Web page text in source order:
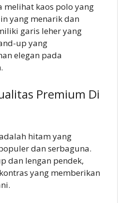
melihat kaos polo yang
yang menarik dan
garis leher yang
up yang
elegan pada
Premium Di
hitam yang
dan serbaguna.
dan lengan pendek,
yang memberikan